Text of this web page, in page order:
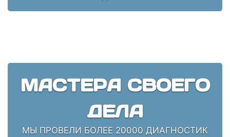
МАСТЕРА СВОЕГО
ДЕЛА
МЫ ПРОВЕЛИ БОЛЕЕ 20000 ДИАГНОСТИК